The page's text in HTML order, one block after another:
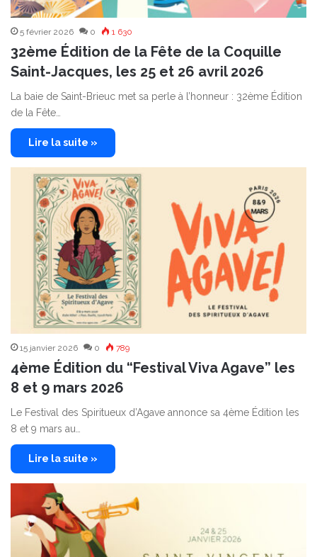
5 février 2026 0 1 630
32ème Édition de la Fête de la Coquille
Saint-Jacques, les 25 et 26 avril 2026
La baie de Saint-Brieuc met sa perle à l’honneur : 32ème Édition
de la Fête…
Lire la suite »
15 janvier 2026 0 789
4ème Édition du “Festival Viva Agave” les
8 et 9 mars 2026
Le Festival des Spiritueux d’Agave annonce sa 4ème Édition les
8 et 9 mars au…
Lire la suite »